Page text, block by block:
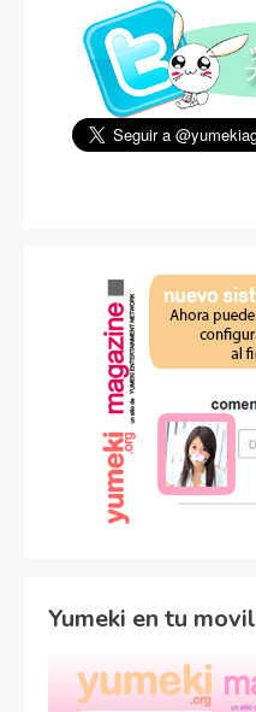
Yumeki en tu movil